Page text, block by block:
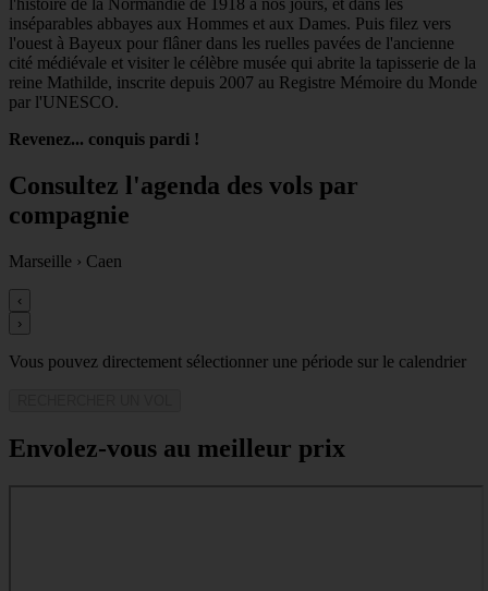
l'histoire de la Normandie de 1918 à nos jours, et dans les
inséparables abbayes aux Hommes et aux Dames. Puis filez vers
l'ouest à Bayeux pour flâner dans les ruelles pavées de l'ancienne
cité médiévale et visiter le célèbre musée qui abrite la tapisserie de la
reine Mathilde, inscrite depuis 2007 au Registre Mémoire du Monde
par l'UNESCO.
Revenez... conquis pardi !
Consultez l'agenda des vols par
compagnie
Marseille › Caen
‹
›
Vous pouvez directement sélectionner une période sur le calendrier
Envolez-vous au meilleur prix